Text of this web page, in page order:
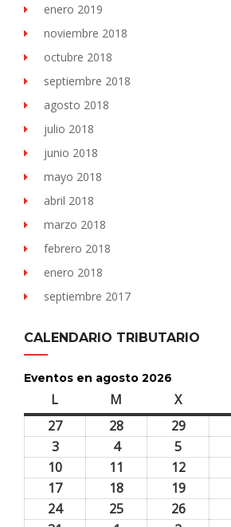
enero 2019
noviembre 2018
octubre 2018
septiembre 2018
agosto 2018
julio 2018
junio 2018
mayo 2018
abril 2018
marzo 2018
febrero 2018
enero 2018
septiembre 2017
CALENDARIO TRIBUTARIO
Eventos en agosto 2026
L M Xmiércoles
2727
28 2929
2026
33
agosto,
2026
44
agosto,
2026
5
agosto,
2026
10
agosto,
2026
11 1212
agosto,
2026
1717
agosto,
18 1919
agosto,
2424
25 2626